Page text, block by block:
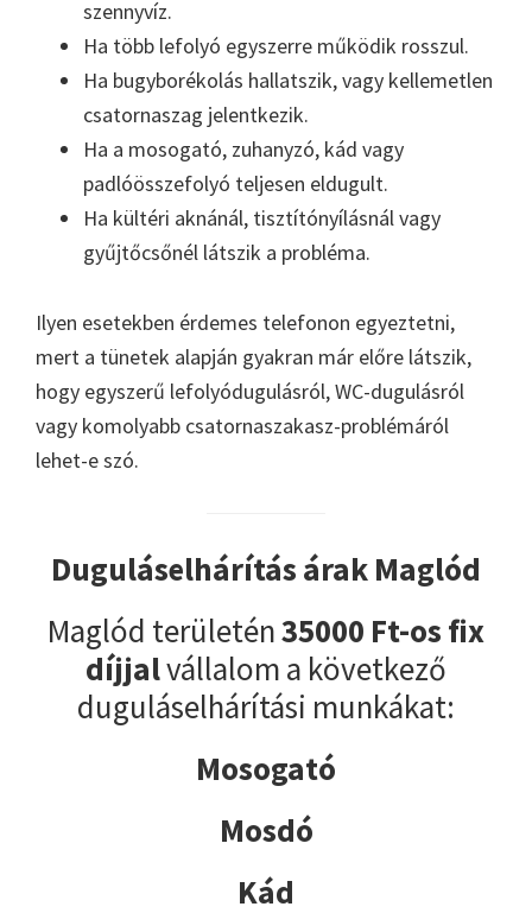
szennyvíz.
Ha több lefolyó egyszerre működik rosszul.
Ha bugyborékolás hallatszik, vagy kellemetlen
csatornaszag jelentkezik.
Ha a mosogató, zuhanyzó, kád vagy
padlóösszefolyó teljesen eldugult.
Ha kültéri aknánál, tisztítónyílásnál vagy
gyűjtőcsőnél látszik a probléma.
Ilyen esetekben érdemes telefonon egyeztetni,
mert a tünetek alapján gyakran már előre látszik,
hogy egyszerű lefolyódugulásról, WC-dugulásról
vagy komolyabb csatornaszakasz-problémáról
lehet-e szó.
Duguláselhárítás árak Maglód
Maglód területén35000 Ft-os fix
díjjalvállalom a következő
duguláselhárítási munkákat:
Mosogató
Mosdó
Kád